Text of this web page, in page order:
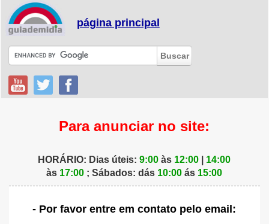
página principal
Para anunciar no site:
HORÁRIO: Dias úteis:9:00 às 12:00
14:00
às 17:00 ; Sábados: dás 10:00 ás 15:00
- Por favor entre em contato pelo email: